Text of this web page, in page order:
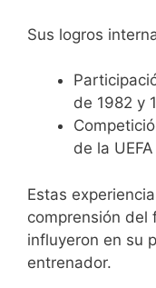
Sus logros
de 1982 y
de la
Estas
comprensión del
influyeron en su
entrenador.